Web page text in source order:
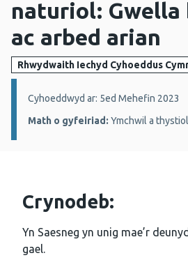
naturiol: Gwella
ac arbed arian
Rhwydwaith Iechyd Cyhoeddus
Manylion:
Cyhoeddwyd ar: 5ed Mehefin 2023
Math o gyfeiriad: Ymchwil a
Crynodeb:
Yn Saesneg yn unig mae’r
gael.